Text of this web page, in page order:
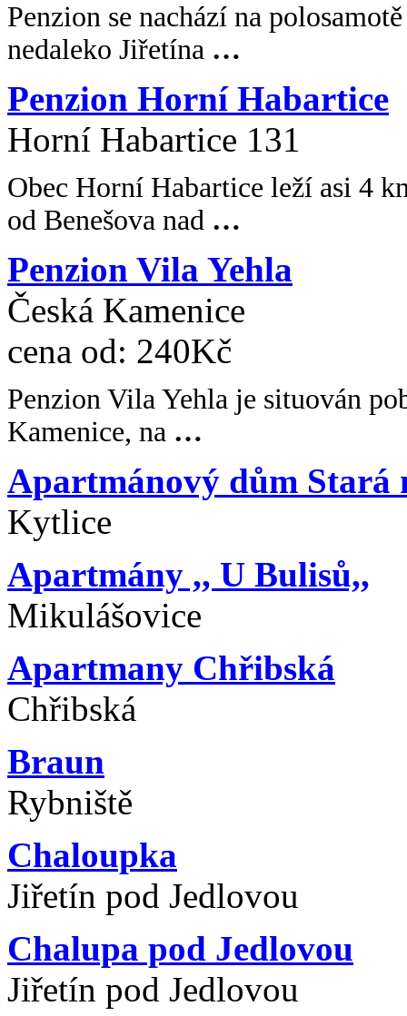
Penzion se nachází na
nedaleko Jiřetína …
Penzion Horní Habartice
Horní Habartice 131
Obec Horní Habartice leží asi 4
od Benešova nad …
Penzion Vila Yehla
Česká Kamenice
cena od: 240Kč
Penzion Vila Yehla je situován
Kamenice, na …
Apartmánový dům Stará
Kytlice
Apartmány ,, U Bulisů,,
Mikulášovice
Apartmany Chřibská
Chřibská
Braun
Rybniště
Chaloupka
Jiřetín pod Jedlovou
Chalupa pod Jedlovou
Jiřetín pod Jedlovou